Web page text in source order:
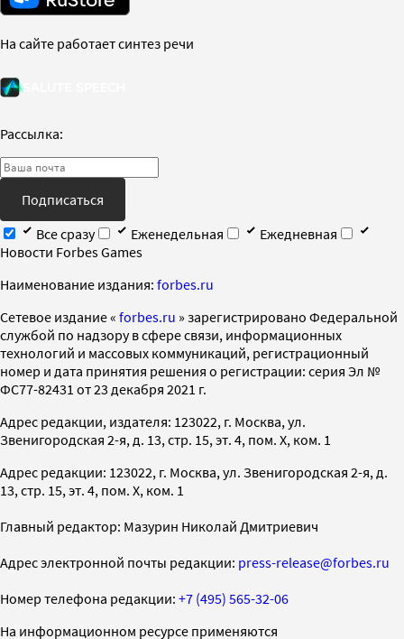
На сайте работает синтез речи
Рассылка:
Подписаться
Все сразу
Еженедельная
Ежедневная
Новости Forbes Games
Наименование издания: forbes.ru
Cетевое издание « forbes.ru » зарегистрировано Федеральной
службой по надзору в сфере связи, информационных
технологий и массовых коммуникаций, регистрационный
номер и дата принятия решения о регистрации: серия Эл №
ФС77-82431 от 23 декабря 2021 г.
Адрес редакции, издателя: 123022, г. Москва, ул.
Звенигородская 2-я, д. 13, стр. 15, эт. 4, пом. X, ком. 1
Адрес редакции: 123022, г. Москва, ул. Звенигородская 2-я, д.
13, стр. 15, эт. 4, пом. X, ком. 1
Главный редактор: Мазурин Николай Дмитриевич
Адрес электронной почты редакции: press-release@forbes.ru
Номер телефона редакции: +7 (495) 565-32-06
На информационном ресурсе применяются